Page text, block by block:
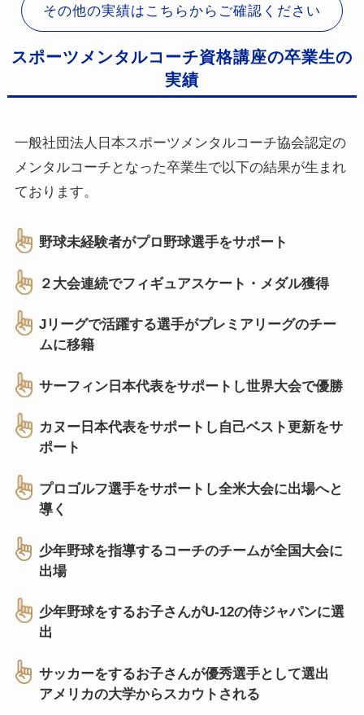
その他の実績はこちらからご確認ください
スポーツメンタルコーチ資格講座の卒業生の
実績
一般社団法人日本スポーツメンタルコーチ協会認定の
メンタルコーチとなった卒業生で以下の結果が生まれ
ております。
野球未経験者がプロ野球選手をサポート
２大会連続でフィギュアスケート・メダル獲得
Jリーグで活躍する選手がプレミアリーグのチー
ムに移籍
サーフィン日本代表をサポートし世界大会で優勝
カヌー日本代表をサポートし自己ベスト更新をサ
ポート
プロゴルフ選手をサポートし全米大会に出場へと
導く
少年野球を指導するコーチのチームが全国大会に
出場
少年野球をするお子さんがU-12の侍ジャパンに選
出
サッカーをするお子さんが優秀選手として選出
アメリカの大学からスカウトされる